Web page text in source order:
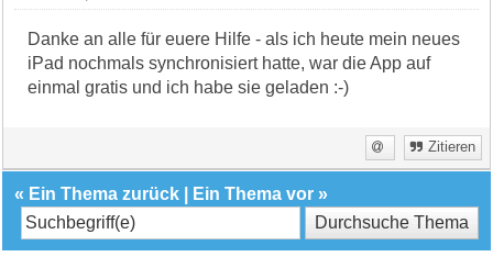
Danke an alle für euere Hilfe - als ich heute mein neues
iPad nochmals synchronisiert hatte, war die App auf
einmal gratis und ich habe sie geladen :-)
Zitieren
« Ein Thema zurück Ein Thema vor »